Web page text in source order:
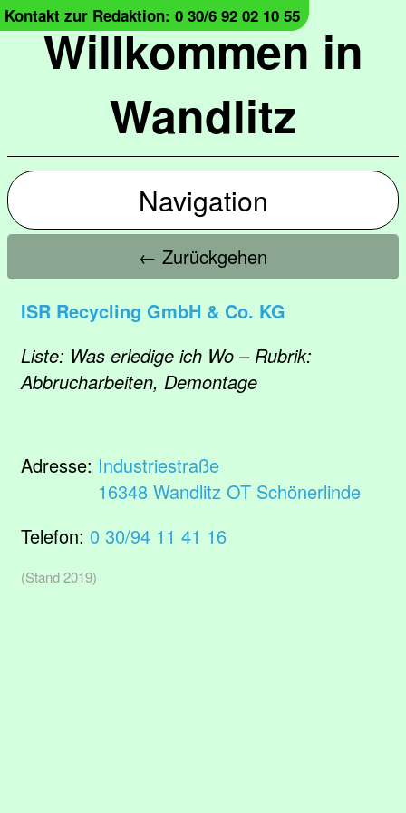
Willkommen in
Wandlitz
Kontakt zur Redaktion: 0 30/6 92 02 10 55
Navigation
← Zurückgehen
ISR Recycling GmbH & Co. KG
Liste: Was erledige ich Wo – Rubrik:
Abbrucharbeiten, Demontage
Adresse: Industriestraße
16348 Wandlitz OT Schönerlinde
Telefon: 0 30/94 11 41 16
(Stand 2019)